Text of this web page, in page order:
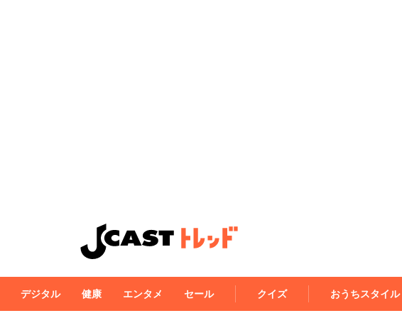
デジタル 健康 エンタメ セール クイズ おうちスタイル